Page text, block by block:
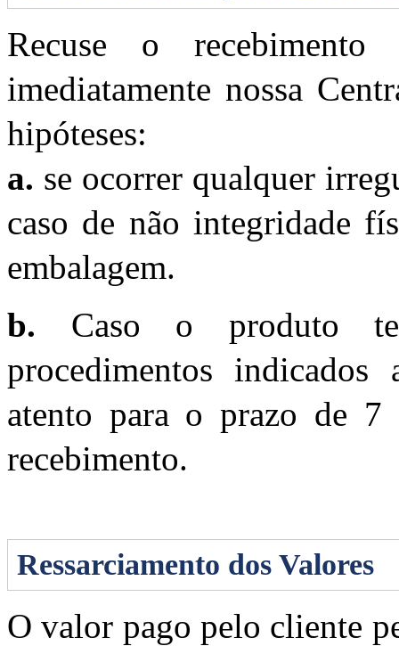
Recuse o
imediatamente nossa
hipóteses:
a. se ocorrer qualquer
caso de não integridade
embalagem.
b. Caso o produto
procedimentos indicados
atento para o prazo de 7
recebimento.
Ressarciamento dos Valores
O valor pago pelo cliente